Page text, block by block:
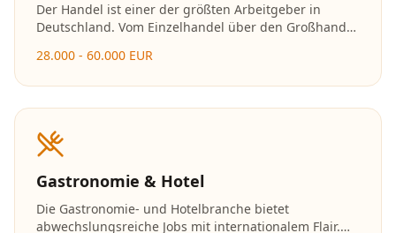
Der Handel ist einer der größten Arbeitgeber in
Deutschland. Vom Einzelhandel über den Großhandel
Karrieremöglichkeiten mit schnellen
28.000 - 60.000 EUR
Gastronomie & Hotel
Die Gastronomie- und Hotelbranche bietet
abwechslungsreiche Jobs mit internationalem Flair.